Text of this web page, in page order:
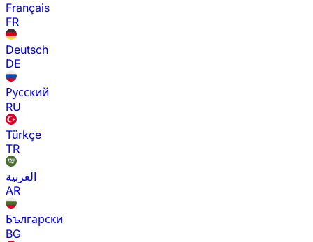
Français
FR
Deutsch
DE
Русский
RU
Türkçe
TR
العربية
AR
Български
BG